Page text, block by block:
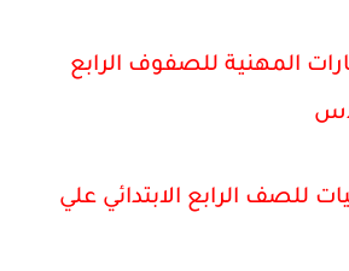
المهنية للصفوف الرابع
للصف الرابع الابتدائي علي